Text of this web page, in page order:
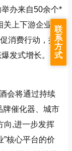
办来自50余个*
关上下游企业参
消费行动，推
发式增长。
会将通过持续
牌催化器、城市
向,进一步发挥
”核心平台的价
联
系
方
式